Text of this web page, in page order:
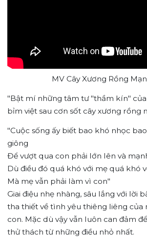
MV Cây Xương Rồng
"Bật mí những tâm tư "thầm kín"
bỉm việt sau cơn sốt cây xương rồng
"Cuộc sống ấy biết bao khó nhọc
giông
Để vượt qua con phải lớn lên và
Dù điều đó quá khó với mẹ quá khó
Mà mẹ vẫn phải làm vì con"
Giai điệu nhẹ nhàng, sâu lắng với lời
tha thiết về tình yêu thiêng liêng của
con. Mặc dù vậy vẫn luôn can đảm
thử thách từ những điều nhỏ nhất.